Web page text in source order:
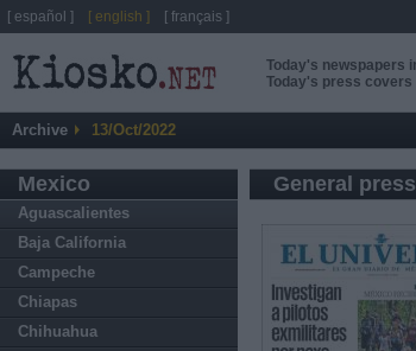
Today's newspapers
Today's press covers
Archive 13/Oct/2022
Mexico
Aguascalientes
Baja California
Campeche
Chiapas
Chihuahua
General press
[ español ] [ english ] [ français ]